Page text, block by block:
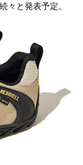
々と発表予定。